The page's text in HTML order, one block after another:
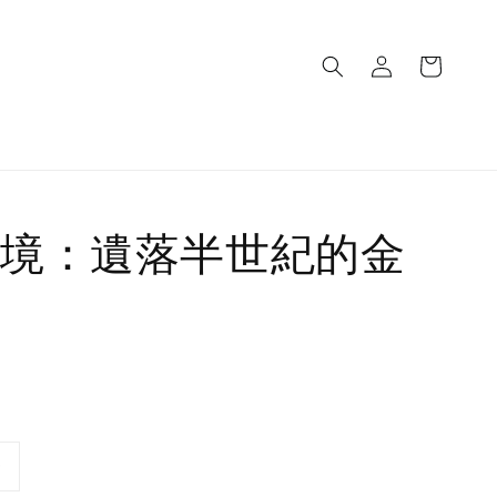
：遺落半世紀的金